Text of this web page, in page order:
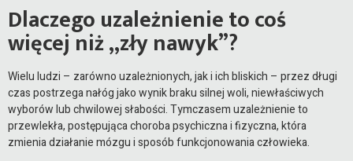
Dlaczego uzależnienie to coś
więcej niż „zły nawyk”?
Wielu ludzi – zarówno uzależnionych, jak i ich bliskich – przez długi
czas postrzega nałóg jako wynik braku silnej woli, niewłaściwych
wyborów lub chwilowej słabości. Tymczasem uzależnienie to
przewlekła, postępująca choroba psychiczna i fizyczna, która
zmienia działanie mózgu i sposób funkcjonowania człowieka.